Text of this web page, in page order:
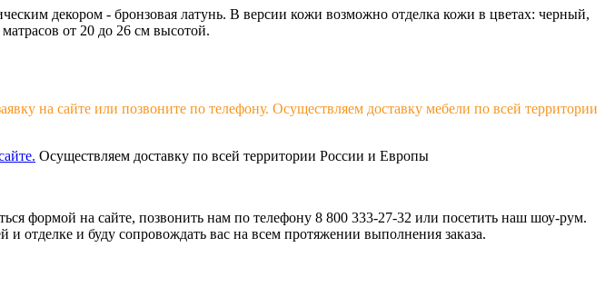
декором - бронзовая латунь. В версии кожи возможно отделка кожи в цветах: черный,
от 20 до 26 см высотой.
на сайте или позвоните по телефону. Осуществляем доставку мебели по всей территории
Осуществляем доставку по всей территории России и Европы
формой на сайте, позвонить нам по телефону 8 800 333-27-32 или посетить наш шоу-рум.
отделке и буду сопровождать вас на всем протяжении выполнения заказа.